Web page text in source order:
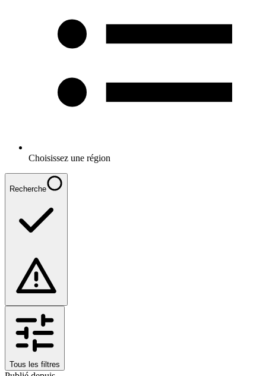
Choisissez une région
Recherche
Tous les filtres